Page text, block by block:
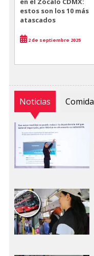
estos son los 10 más
atascados
2 de septiembre 2025
Noticias Comida